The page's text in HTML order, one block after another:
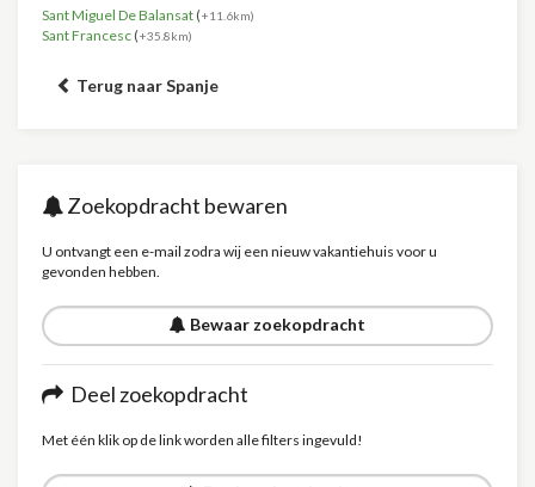
Sant Miguel De Balansat (+11.6km)
Sant Francesc (+35.8km)
Terug naar Spanje
Zoekopdracht bewaren
U ontvangt een e-mail zodra wij een nieuw vakantiehuis voor u
gevonden hebben.
Bewaar zoekopdracht
Deel zoekopdracht
Met één klik op de link worden alle filters ingevuld!